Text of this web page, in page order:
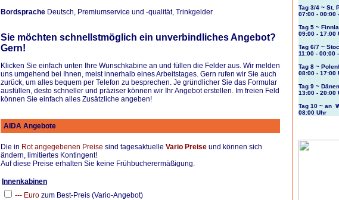
Bordsprache Deutsch, Premiumservice und -qualität, Trinkgelder
Sie möchten schnellstmöglich ein unverbindliches Angebot?
Gern!
Klicken Sie einfach unten Ihre Wunschkabine an und füllen die Felder aus. Wir melden
uns umgehend bei Ihnen, meist innerhalb eines Arbeitstages. Gern rufen wir Sie auch
zurück, um alles bequem per Telefon zu besprechen. Je gründlicher Sie das Formular
ausfüllen, desto schneller und präziser können wir Ihr Angebot erstellen. Im freien Feld
können Sie einfach alles Zusätzliche angeben!
AIDA Angebote
Die in Rot angegebenen Preise sind tagesaktuelle Vario Preise und können sich
ändern, limitiertes Kontingent!
Auf diese Preise erhalten Sie keine Frühbucherermäßigung.
Innenkabinen
--- Euro zum Best-Preis (Vario-Angebot)
Tag 3/4 ~ St.
07:00 - 00:00
Tag 5 ~
09:00 - 17:00
Tag 6/7 ~
11:00 - 00:00
Tag 8 ~
08:00 - 17:00
Tag 9 ~
13:00 - 20:00
Tag 10 ~ an
08:00 Uhr